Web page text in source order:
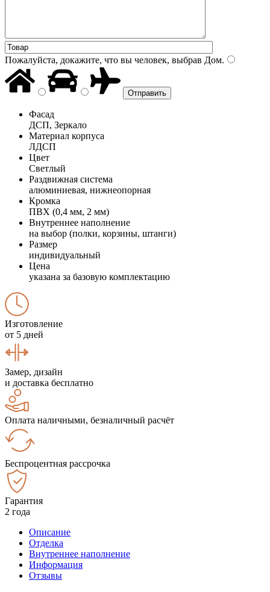
Пожалуйста, докажите, что вы человек, выбрав Дом.
Фасад
ДСП, Зеркало
Материал корпуса
ЛДСП
Цвет
Светлый
Раздвижная система
алюминиевая, нижнеопорная
Кромка
ПВХ (0,4 мм, 2 мм)
Внутреннее наполнение
на выбор (полки, корзины, штанги)
Размер
индивидуальный
Цена
указана за базовую комплектацию
Изготовление
от 5 дней
Замер, дизайн
и доставка бесплатно
Оплата наличными, безналичный расчёт
Беспроцентная рассрочка
Гарантия
2 года
Описание
Отделка
Внутреннее наполнение
Информация
Отзывы